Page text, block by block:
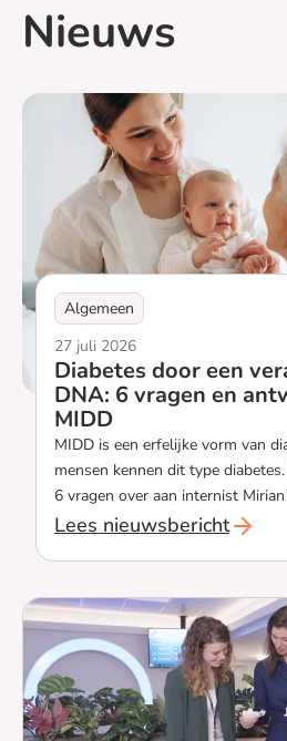
Nieuws
Algemeen
27 juli 2026
Diabetes door een
DNA: 6 vragen en
MIDD
MIDD is een erfelijke vorm van
mensen kennen dit type
6 vragen over aan internist
precies? En hoe weet je of je
Lees nieuwsbericht
`Diabetes door een